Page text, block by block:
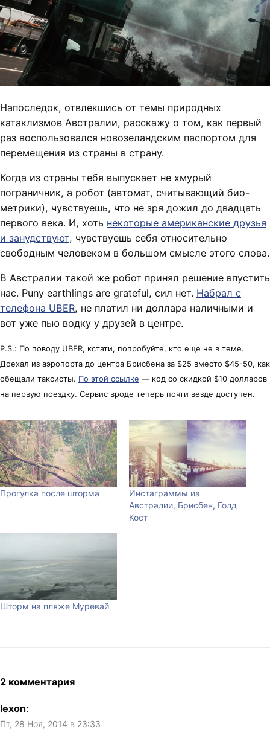
Напоследок, отвлекшись от темы природных
катаклизмов Австралии, расскажу о том, как первый
раз воспользовался новозеландским паспортом для
перемещения из страны в страну.
Когда из страны тебя выпускает не хмурый
пограничник, а робот (автомат, считывающий био-
метрики), чувствуешь, что не зря дожил до двадцать
первого века. И, хоть некоторые американские друзья
и занудствуют, чувствуешь себя относительно
свободным человеком в большом смысле этого слова.
В Австралии такой же робот принял решение впустить
нас. Puny earthlings are grateful, сил нет. Набрал с
телефона UBER, не платил ни доллара наличными и
вот уже пью водку у друзей в центре.
P.S.: По поводу UBER, кстати, попробуйте, кто еще не в теме.
Доехал из аэропорта до центра Брисбена за $25 вместо $45-50, как
обещали таксисты. По этой ссылке — код со скидкой $10 долларов
на первую поездку. Сервис вроде теперь почти везде доступен.
Прогулка после шторма
Инстаграммы из
Австралии, Брисбен, Голд
Кост
Шторм на пляже Муревай
2 комментария
lexon:
Пт, 28 Ноя, 2014 в 23:33